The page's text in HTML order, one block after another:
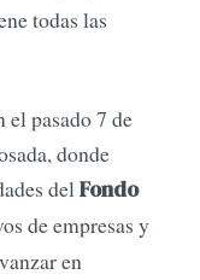
todas las
el pasado 7 de
donde
delFondo
de empresas y
en